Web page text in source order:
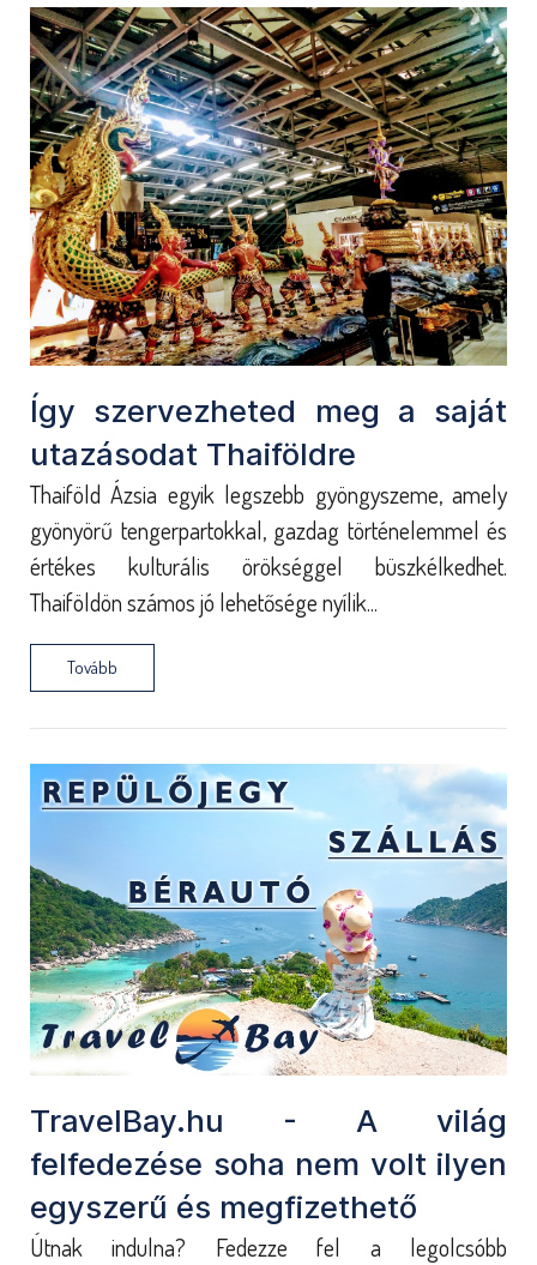
Így szervezheted meg a saját
utazásodat Thaiföldre
Thaiföld Ázsia egyik legszebb gyöngyszeme, amely
gyönyörű tengerpartokkal, gazdag történelemmel és
értékes kulturális örökséggel büszkélkedhet.
Thaiföldön számos jó lehetősége nyílik...
Tovább
TravelBay.hu - A világ
felfedezése soha nem volt ilyen
egyszerű és megfizethető
Útnak indulna? Fedezze fel a legolcsóbb